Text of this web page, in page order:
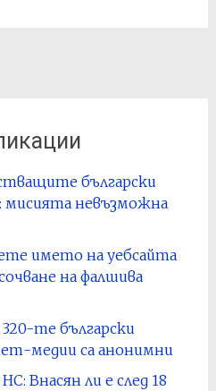
български
мисията невъзможна
името на уебсайта
на фалшива
те български
медии са анонимни
Внасян ли е след 18